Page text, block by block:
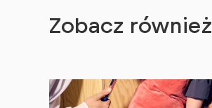
Zobacz również